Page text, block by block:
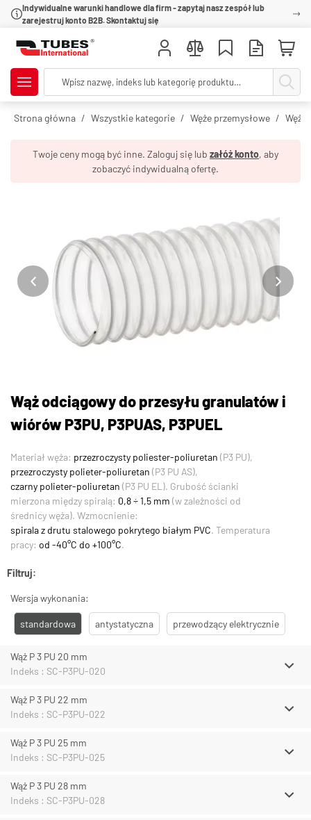
Indywidualne warunki handlowe dla firm - zapytaj nasz zespół lub
zarejestruj konto B2B. Skontaktuj się
Strona główna Wszystkie kategorie Węże przemysłowe Węże
Twoje ceny mogą być inne. Zaloguj się lub załóż konto, aby
zobaczyć indywidualną ofertę.
Wąż odciągowy do przesyłu granulatów i
wiórów P3PU, P3PUAS, P3PUEL
Materiał węża: przezroczysty poliester-poliuretan (P3 PU),
przezroczysty polieter-poliuretan (P3 PU AS),
czarny polieter-poliuretan (P3 PU EL). Grubość ścianki
mierzona między spiralą: 0,8 ÷ 1,5 mm (w zależności od
średnicy węża). Wzmocnienie:
spirala z drutu stalowego pokrytego białym PVC. Temperatura
pracy: od -40°C do +100°C.
Filtruj:
Wersja wykonania:
standardowa antystatyczna przewodzący elektrycznie
Wąż P 3 PU 20 mm
Indeks : SC-P3PU-020
Wąż P 3 PU 22 mm
Indeks : SC-P3PU-022
Wąż P 3 PU 25 mm
Indeks : SC-P3PU-025
Wąż P 3 PU 28 mm
Indeks : SC-P3PU-028